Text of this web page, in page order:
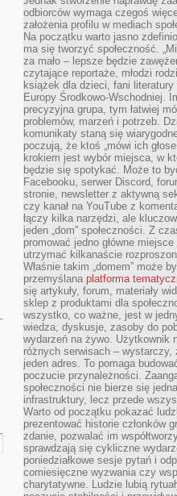
odbiorców wymaga czegoś
założenia profilu w mediach
Na początku warto jasno
ma się tworzyć społeczność.
za mało – lepsze będzie
czytające reportaże, młodzi
książek dla dzieci, fani
Europy Środkowo-Wschodniej.
precyzyjna grupa, tym łatwiej
problemów, marzeń i potrzeb.
komunikaty staną się
poczują, że ktoś „mówi ich
krokiem jest wybór miejsca, w
będzie się spotykać. Może to
Facebooku, serwer Discord,
stronie, newsletter z aktywną
czy kanał na YouTube z
łączy kilka narzędzi, ale
jeden „dom” społeczności. Z
promować jedno główne
utrzymać kilkanaście
Właśnie takim „domem” może
przemyślana platforma
się artykuły, forum, materiały
sklep z produktami dla
wszystko, co ważne, jest w
wiedza, dyskusje, zasoby do
wydarzeń na żywo. Użytkownik
różnych serwisach – wystarczy,
jeden adres. To pomaga
poczucie przynależności.
społeczności nie bierze się
infrastruktury, lecz przede
Warto od początku pokazać
prezentować historie członków
zdanie, pozwalać im
sprawdzają się cykliczne
poniedziałkowe sesje pytań i
comiesięczne wyzwania czy
charytatywne. Ludzie lubią